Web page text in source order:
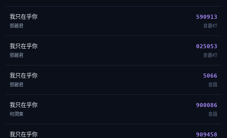
我只在乎你
鄧麗君
590913
音霸KT
我只在乎你
鄧麗君
025053
音霸KT
我只在乎你
鄧麗君
5066
音圓
我只在乎你
何潤東
900086
音圓
我只在乎你 909458